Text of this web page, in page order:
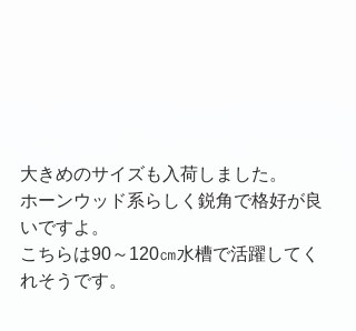
大きめのサイズも入荷しました。
ホーンウッド系らしく鋭角で格好が良
いですよ。
こちらは90～120㎝水槽で活躍してく
れそうです。